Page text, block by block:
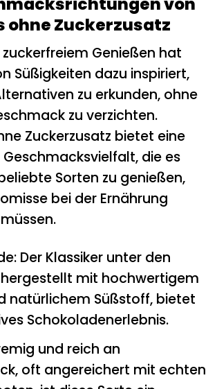
ohne Zuckerzusatz
zuckerfreiem Genießen hat
Süßigkeiten dazu inspiriert,
zu erkunden, ohne
zu verzichten.
Zuckerzusatz bietet eine
die es
Sorten zu genießen,
bei der Ernährung
Der Klassiker unter den
hergestellt mit hochwertigem
natürlichem Süßstoff, bietet
Schokoladenerlebnis.
und reich an
oft angereichert mit echten